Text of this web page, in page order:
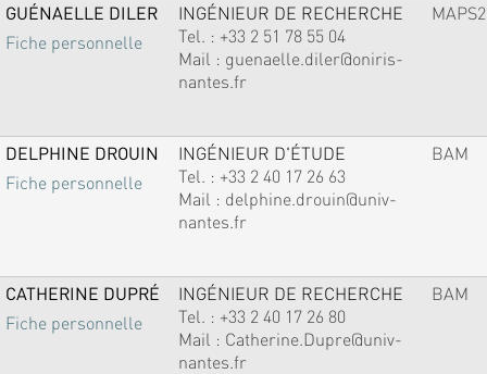
GUÉNAELLE DILER
Fiche personnelle
INGÉNIEUR DE RECHERCHE
Tel. : +33 2 51 78 55 04
Mail : guenaelle.diler@oniris-
nantes.fr
MAPS2
DELPHINE DROUIN
Fiche personnelle
INGÉNIEUR D'ÉTUDE
Tel. : +33 2 40 17 26 63
Mail : delphine.drouin@univ-
nantes.fr
BAM
CATHERINE DUPRÉ
Fiche personnelle
INGÉNIEUR DE RECHERCHE
Tel. : +33 2 40 17 26 80
Mail : Catherine.Dupre@univ-
nantes.fr
BAM